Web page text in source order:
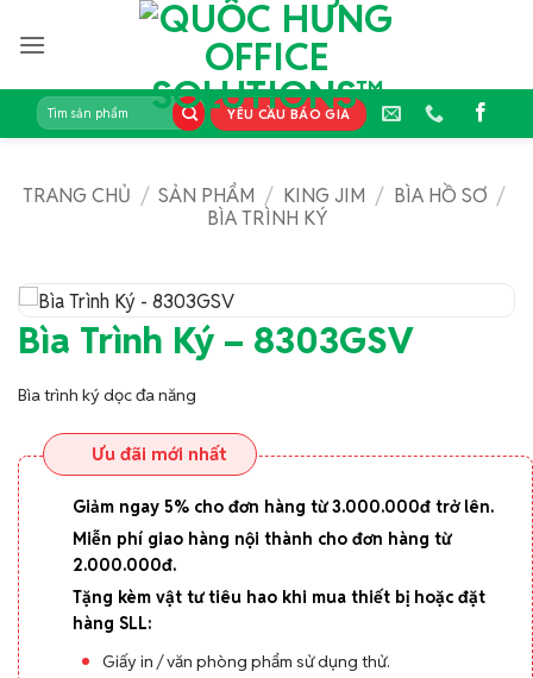
qua
dungTìm
kiếm:
YÊU CẦU BÁO GIÁ
TRANG CHỦ / SẢN PHẨM / KING JIM / BÌA HỒ SƠ /
BÌA TRÌNH KÝ
Bìa Trình Ký – 8303GSV
Bìa trình ký dọc đa năng
Ưu đãi mới nhất
Giảm ngay 5% cho đơn hàng từ 3.000.000đ trở lên.
Miễn phí giao hàng nội thành cho đơn hàng từ
2.000.000đ.
Tặng kèm vật tư tiêu hao khi mua thiết bị hoặc đặt
hàng SLL:
Giấy in / văn phòng phẩm sử dụng thử.